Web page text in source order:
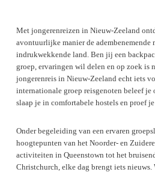
Met jongerenreizen in Nieuw-Zeeland
avontuurlijke manier de adembenemende
indrukwekkende land. Ben jij een
groep, ervaringen wil delen en op zoek is
jongerenreis in Nieuw-Zeeland echt iets
internationale groep reisgenoten beleef je
slaap je in comfortabele hostels en proef
Onder begeleiding van een ervaren
hoogtepunten van het Noorder- en
activiteiten in Queenstown tot het
Christchurch, elke dag brengt iets